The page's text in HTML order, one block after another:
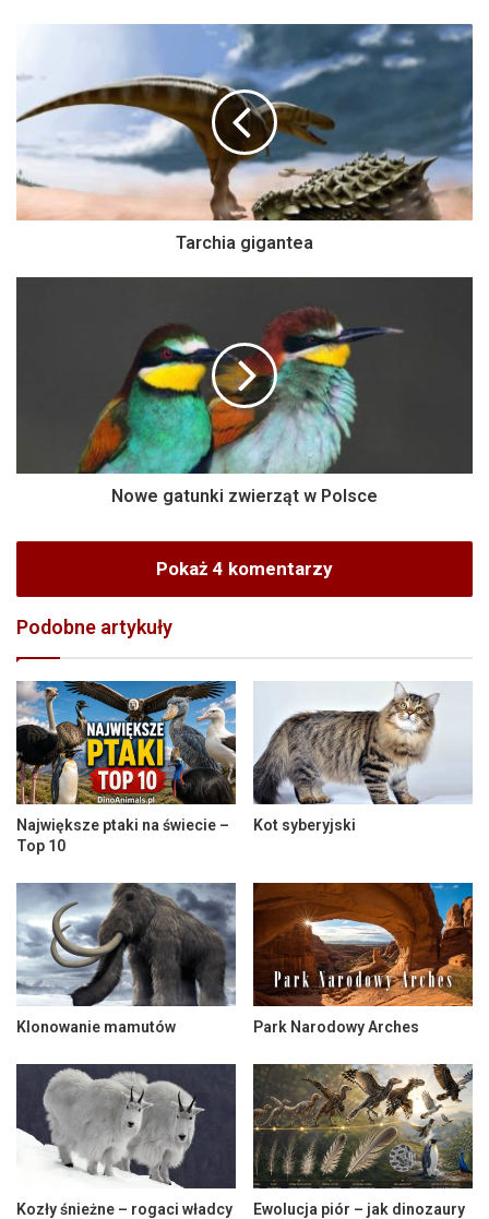
Tarchia gigantea
Nowe gatunki zwierząt w Polsce
Pokaż 4 komentarzy
Podobne artykuły
Największe ptaki na świecie –
Top 10
Kot syberyjski
Klonowanie mamutów Park Narodowy Arches
Kozły śnieżne – rogaci władcy
Ewolucja piór – jak dinozaury